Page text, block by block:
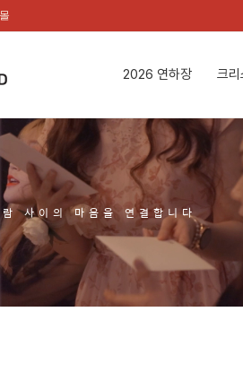
2026 연하장 크
사이의 마음을 연결합니다